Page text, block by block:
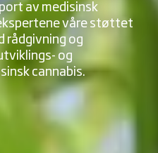
av medisinsk
våre støttet
rådgivning og
og
cannabis.